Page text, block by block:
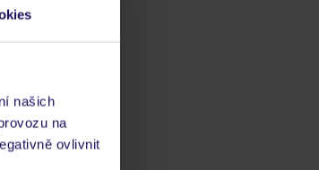
našich
na
ovlivnit